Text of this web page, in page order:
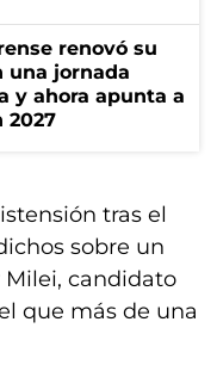
renovó su
una jornada
y ahora apunta a
2027
tras el
sobre un
candidato
que más de una